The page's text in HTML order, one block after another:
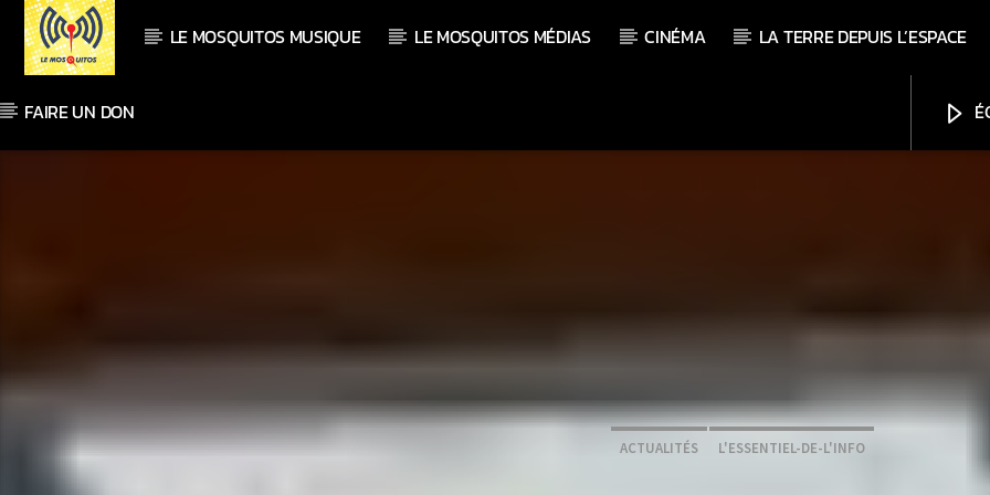
LE MOSQUITOS MUSIQUE LE MOSQUITOS MÉDIAS CINÉMA LA TERRE DEPUIS L’ESPACE
FAIRE UN DON
ACTUALITÉS L'ESSENTIEL-DE-L'INFO